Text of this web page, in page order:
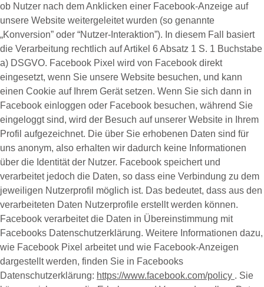
ob Nutzer nach dem Anklicken einer Facebook-Anzeige auf
unsere Website weitergeleitet wurden (so genannte
„Konversion” oder “Nutzer-Interaktion”). In diesem Fall basiert
die Verarbeitung rechtlich auf Artikel 6 Absatz 1 S. 1 Buchstabe
a) DSGVO. Facebook Pixel wird von Facebook direkt
eingesetzt, wenn Sie unsere Website besuchen, und kann
einen Cookie auf Ihrem Gerät setzen. Wenn Sie sich dann in
Facebook einloggen oder Facebook besuchen, während Sie
eingeloggt sind, wird der Besuch auf unserer Website in Ihrem
Profil aufgezeichnet. Die über Sie erhobenen Daten sind für
uns anonym, also erhalten wir dadurch keine Informationen
über die Identität der Nutzer. Facebook speichert und
verarbeitet jedoch die Daten, so dass eine Verbindung zu dem
jeweiligen Nutzerprofil möglich ist. Das bedeutet, dass aus den
verarbeiteten Daten Nutzerprofile erstellt werden können.
Facebook verarbeitet die Daten in Übereinstimmung mit
Facebooks Datenschutzerklärung. Weitere Informationen dazu,
wie Facebook Pixel arbeitet und wie Facebook-Anzeigen
dargestellt werden, finden Sie in Facebooks
Datenschutzerklärung: https://www.facebook.com/policy . Sie